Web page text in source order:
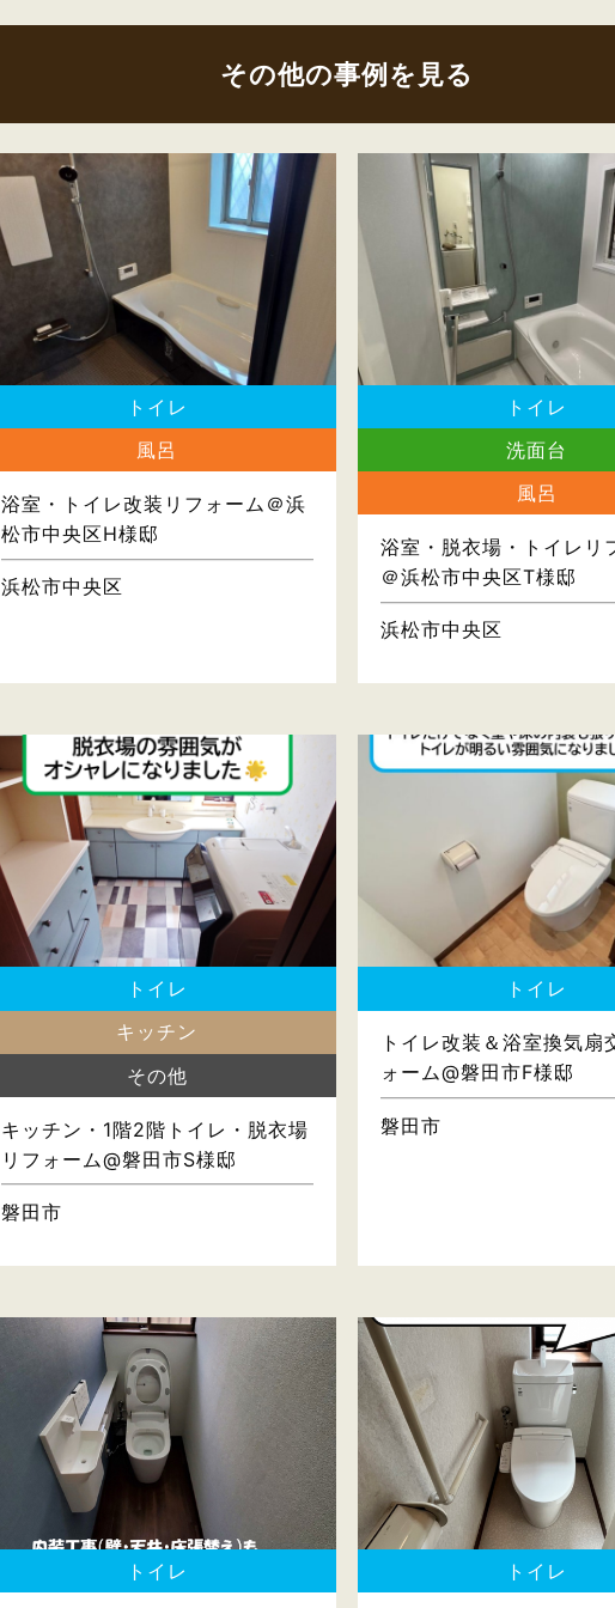
その他の事例を見る
トイレ
風呂
浴室・トイレ改装リフォーム＠浜
松市中央区H様邸
浜松市中央区
トイレ
洗面台
風呂
浴室・脱衣場・トイレリ
＠浜松市中央区T様邸
浜松市中央区
トイレ
キッチン
その他
キッチン・1階2階トイレ・脱衣場
リフォーム@磐田市S様邸
磐田市
トイレ
トイレ改装＆浴室換気扇
ォーム@磐田市F様邸
磐田市
トイレ トイレ